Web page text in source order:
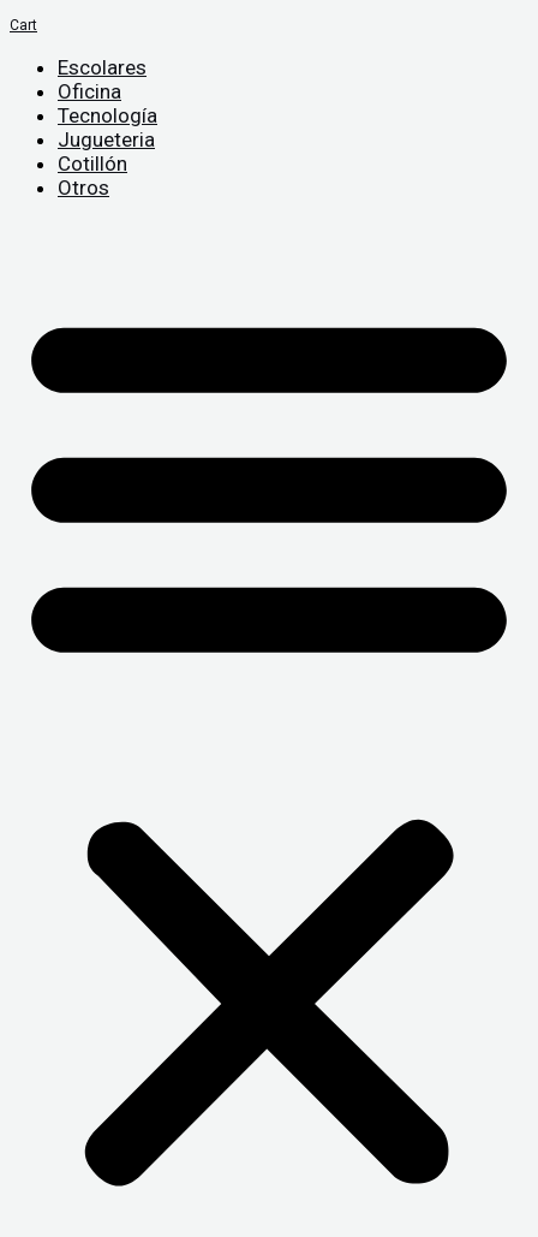
Cart
Escolares
Oficina
Tecnología
Jugueteria
Cotillón
Otros